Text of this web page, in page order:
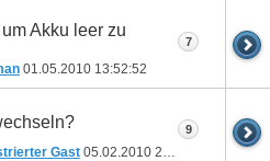
Akku leer zu
01.05.2010 13:52:52
7
Gast 05.02.2010 22:02:41
9